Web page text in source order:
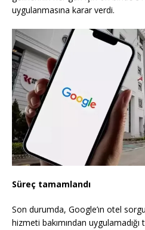
uygulanmasına karar verdi.
Süreç tamamlandı
Son durumda, Google’ın otel
hizmeti bakımından